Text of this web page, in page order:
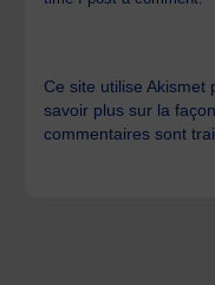
Ce site utilise Akismet
savoir plus sur la
commentaires sont